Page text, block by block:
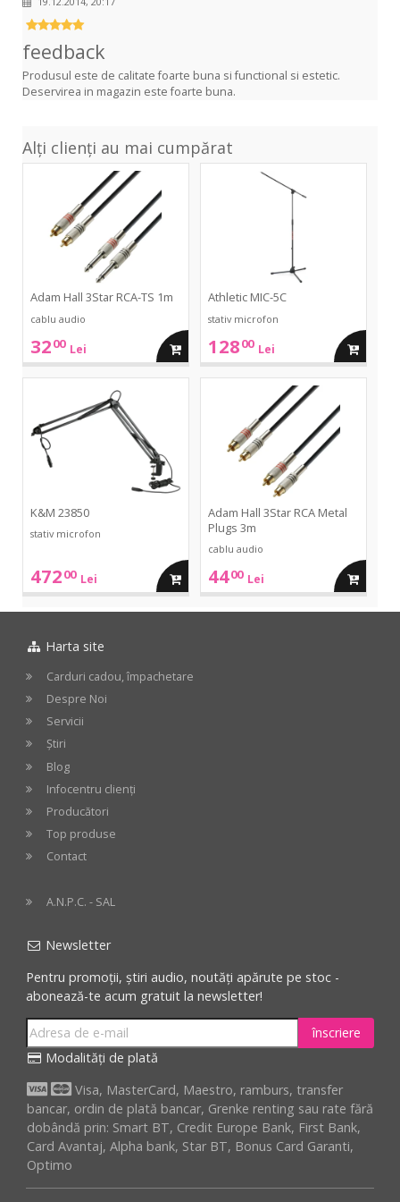
feedback
Produsul este de calitate foarte buna si functional si estetic.
Deservirea in magazin este foarte buna.
Alți clienți au mai cumpărat
Adam Hall 3Star RCA-TS 1m
cablu audio
3200 Lei adauga
Athletic MIC-5C
stativ microfon
12800 Lei adauga
cos
K&M 23850
stativ microfon
47200 Lei adauga
in
Plugs
Adam Hall 3Star RCA Metal
Plugs 3m
cablu audio
4400 Lei adauga
in
Harta site
Carduri cadou, împachetare
Despre Noi
Servicii
Știri
Blog
Infocentru clienți
Producători
Top produse
Contact
A.N.P.C. - SAL
Newsletter
Pentru promoții, știri audio, noutăți apărute pe stoc -
abonează-te acum gratuit la newsletter!
înscriere
Modalități de plată
Visa, MasterCard, Maestro, ramburs, transfer
bancar, ordin de plată bancar, Grenke renting sau rate fără
dobândă prin: Smart BT, Credit Europe Bank, First Bank,
Card Avantaj, Alpha bank, Star BT, Bonus Card Garanti,
Optimo